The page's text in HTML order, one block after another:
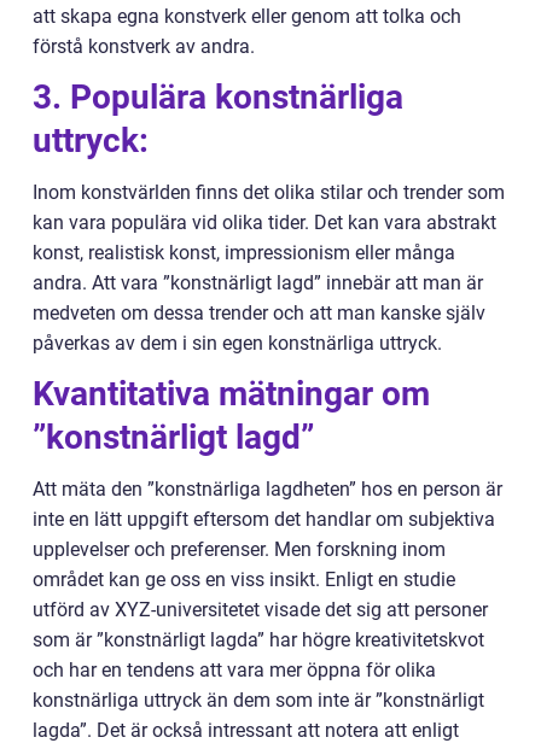
att skapa egna konstverk eller genom att tolka och
förstå konstverk av andra.
3. Populära konstnärliga
uttryck:
Inom konstvärlden finns det olika stilar och trender som
kan vara populära vid olika tider. Det kan vara abstrakt
konst, realistisk konst, impressionism eller många
andra. Att vara ”konstnärligt lagd” innebär att man är
medveten om dessa trender och att man kanske själv
påverkas av dem i sin egen konstnärliga uttryck.
Kvantitativa mätningar om
”konstnärligt lagd”
Att mäta den ”konstnärliga lagdheten” hos en person är
inte en lätt uppgift eftersom det handlar om subjektiva
upplevelser och preferenser. Men forskning inom
området kan ge oss en viss insikt. Enligt en studie
utförd av XYZ-universitetet visade det sig att personer
som är ”konstnärligt lagda” har högre kreativitetskvot
och har en tendens att vara mer öppna för olika
konstnärliga uttryck än dem som inte är ”konstnärligt
lagda”. Det är också intressant att notera att enligt